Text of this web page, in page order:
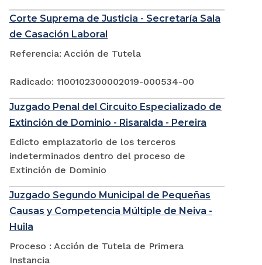
Corte Suprema de Justicia - Secretaría Sala
de Casación Laboral
Referencia: Acción de Tutela
Radicado: 1100102300002019-000534-00
Juzgado Penal del Circuito Especializado de
Extinción de Dominio - Risaralda - Pereira
Edicto emplazatorio de los terceros
indeterminados dentro del proceso de
Extinción de Dominio
Juzgado Segundo Municipal de Pequeñas
Causas y Competencia Múltiple de Neiva -
Huila
Proceso : Acción de Tutela de Primera
Instancia